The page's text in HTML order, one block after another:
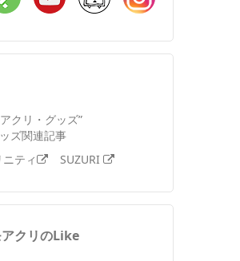
ズ関連記事
ティ
SUZURI